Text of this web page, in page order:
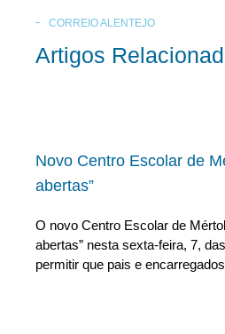
CORREIO ALENTEJO
Artigos
Novo Centro Escolar de
abertas”
O novo Centro Escolar de
abertas” nesta sexta-feira, 7,
permitir que pais e